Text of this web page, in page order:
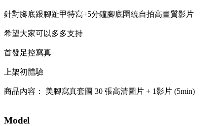
針對腳底跟腳趾甲特寫+5分鐘腳底圍繞自拍高畫質影片
希望大家可以多多支持
首發足控寫真
上架初體驗
商品內容： 美腳寫真套圖 30 張高清圖片 + 1影片 (5min)
Model